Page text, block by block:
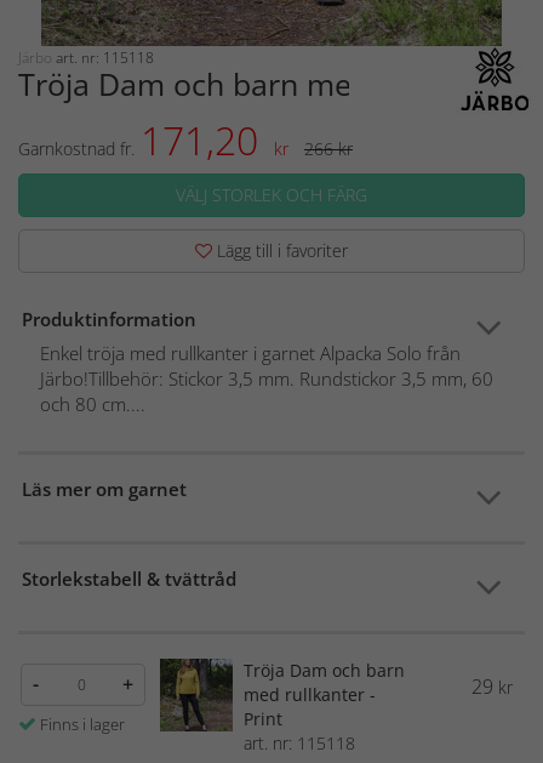
Järbo art. nr: 115118
Tröja Dam och barn med rullkanter
Garnkostnad fr. 171,20 kr
266 kr
VÄLJ STORLEK OCH FÄRG
Lägg till i favoriter
Produktinformation
Enkel tröja med rullkanter i garnet Alpacka Solo från
Järbo!Tillbehör: Stickor 3,5 mm. Rundstickor 3,5 mm, 60
och 80 cm....
Läs mer om garnet
Storlekstabell & tvättråd
- +
Finns i lager
Tröja Dam och barn
med rullkanter -
Print
art. nr: 115118
29 kr